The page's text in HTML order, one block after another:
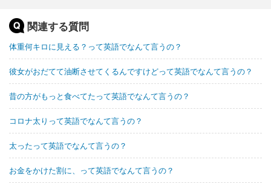
関連する質問
体重何キロに見える？って英語でなんて言うの？
彼女がおだてて油断させてくるんですけどって英語でなんて言うの？
昔の方がもっと食べてたって英語でなんて言うの？
コロナ太りって英語でなんて言うの？
太ったって英語でなんて言うの？
お金をかけた割に、って英語でなんて言うの？